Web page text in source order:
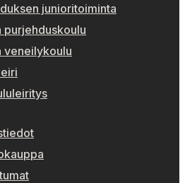
junioritoiminta
purjehduskoulu
veneilykoulu